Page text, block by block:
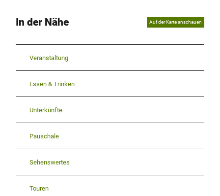
In der Nähe Auf der Karte anschauen
Veranstaltung
Essen & Trinken
Unterkünfte
Pauschale
Sehenswertes
Touren